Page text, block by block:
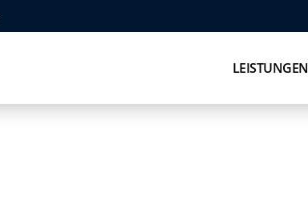
LEISTUNGEN